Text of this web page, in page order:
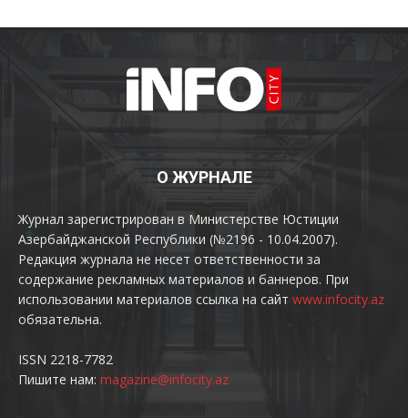
О ЖУРНАЛЕ
Журнал зарегистрирован в Министерстве Юстиции
Азербайджанской Республики (№2196 - 10.04.2007).
Редакция журнала не несет ответственности за
содержание рекламных материалов и баннеров. При
использовании материалов ссылка на сайт www.infocity.az
обязательна.
ISSN 2218-7782
Пишите нам: magazine@infocity.az